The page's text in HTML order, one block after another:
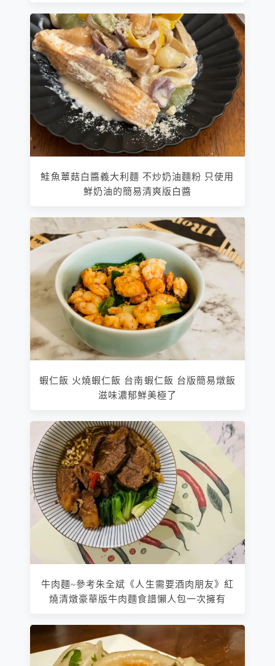
鮭魚蕈菇白醬義大利麵 不炒奶油麵粉 只使用
鮮奶油的簡易清爽版白醬
蝦仁飯 火燒蝦仁飯 台南蝦仁飯 台版簡易燉飯
滋味濃郁鮮美極了
牛肉麵~參考朱全斌《人生需要酒肉朋友》紅
燒清燉豪華版牛肉麵食譜懶人包一次擁有